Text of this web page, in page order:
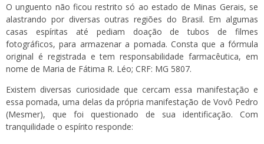
O unguento não ficou restrito só ao estado de Minas Gerais, se
alastrando por diversas outras regiões do Brasil. Em algumas
casas espíritas até pediam doação de tubos de filmes
fotográficos, para armazenar a pomada. Consta que a fórmula
original é registrada e tem responsabilidade farmacêutica, em
nome de Maria de Fátima R. Léo; CRF: MG 5807.
Existem diversas curiosidade que cercam essa manifestação e
essa pomada, uma delas da própria manifestação de Vovô Pedro
(Mesmer), que foi questionado de sua identificação. Com
tranquilidade o espírito responde: